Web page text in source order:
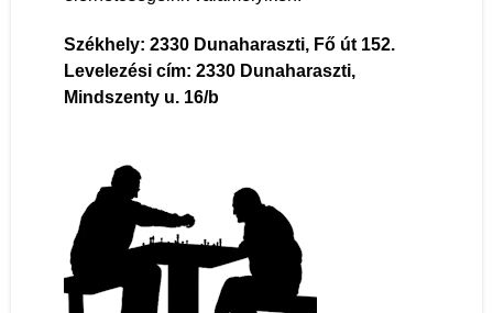
Székhely: 2330 Dunaharaszti, Fő út 152.
Levelezési cím: 2330 Dunaharaszti,
Mindszenty u. 16/b